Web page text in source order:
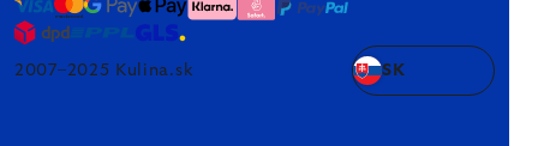
2007–2025 Kulina.sk SK